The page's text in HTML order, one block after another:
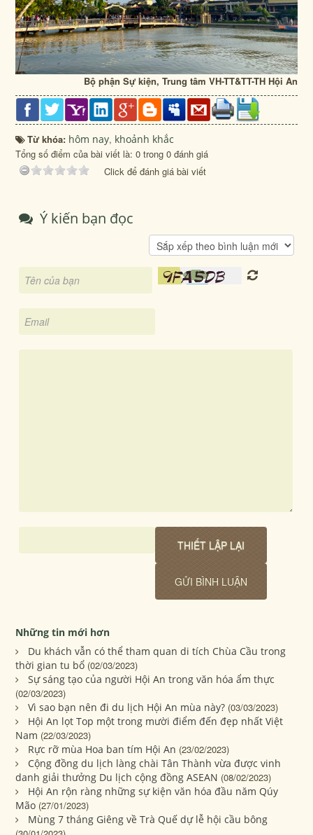
Bộ phận Sự kiện, Trung tâm VH-TT&TT-TH Hội An
Từ khóa: hôm nay, khoảnh khắc
Tổng số điểm của bài viết là: 0 trong 0 đánh giá
Click để đánh giá bài viết
Ý kiến bạn đọc
Những tin mới hơn
Du khách vẫn có thể tham quan di tích Chùa Cầu trong
thời gian tu bổ (02/03/2023)
Sự sáng tạo của người Hội An trong văn hóa ẩm thực
(02/03/2023)
Vì sao bạn nên đi du lịch Hội An mùa này? (03/03/2023)
Hội An lọt Top một trong mười điểm đến đẹp nhất Việt
Nam (22/03/2023)
Rực rỡ mùa Hoa ban tím Hội An (23/02/2023)
Cộng đồng du lịch làng chài Tân Thành vừa được vinh
danh giải thưởng Du lịch cộng đồng ASEAN (08/02/2023)
Hội An rộn ràng những sự kiện văn hóa đầu năm Qúy
Mão (27/01/2023)
Mùng 7 tháng Giêng về Trà Quế dự lễ hội cầu bông